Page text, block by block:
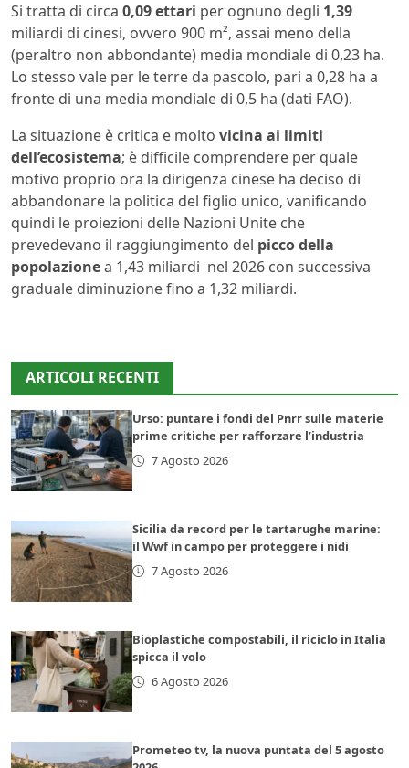
Si tratta di circa 0,09 ettari per ognuno degli 1,39
miliardi di cinesi, ovvero 900 m², assai meno della
(peraltro non abbondante) media mondiale di 0,23 ha.
Lo stesso vale per le terre da pascolo, pari a 0,28 ha a
fronte di una media mondiale di 0,5 ha (dati FAO).
La situazione è critica e molto vicina ai limiti
dell’ecosistema; è difficile comprendere per quale
motivo proprio ora la dirigenza cinese ha deciso di
abbandonare la politica del figlio unico, vanificando
quindi le proiezioni delle Nazioni Unite che
prevedevano il raggiungimento del picco della
popolazionea 1,43 miliardi nel 2026 con successiva
graduale diminuzione fino a 1,32 miliardi.
ARTICOLI RECENTI
Urso: puntare i fondi del Pnrr sulle materie
prime critiche per rafforzare l’industria
7 Agosto 2026
Sicilia da record per le tartarughe marine:
il Wwf in campo per proteggere i nidi
7 Agosto 2026
Bioplastiche compostabili, il riciclo in Italia
spicca il volo
6 Agosto 2026
Prometeo tv, la nuova puntata del 5 agosto